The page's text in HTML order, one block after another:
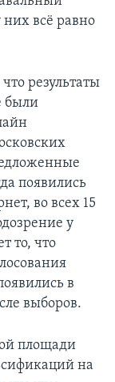
них всё равно
результаты
были
появились
во всех 15
у
то, что
в
выборов.
площади
на